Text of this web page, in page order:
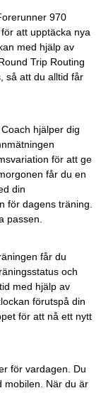
970
att upptäcka nya
med hjälp av
Trip Routing
så att du alltid får
hjälper dig
för att ge
får du en
din
för dagens träning.
passen.
får du
och
med hjälp av
förutspå din
för att nå ett nytt
för vardagen. Du
mobilen. När du är